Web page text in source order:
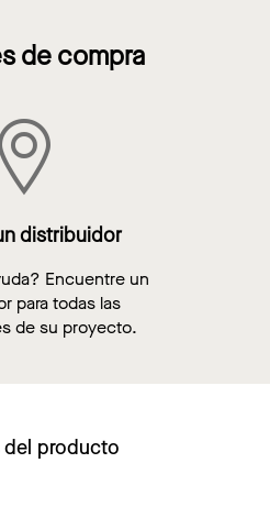
de compra
distribuidor
Encuentre un
para todas las
de su proyecto.
del producto